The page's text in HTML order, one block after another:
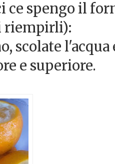
ce spengo il
riempirli):
scolate
e superiore.